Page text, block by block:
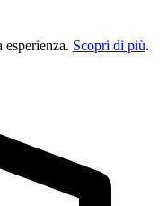
Scopri di più.